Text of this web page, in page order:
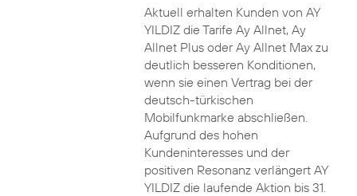
Aktuell erhalten Kunden von AY
YILDIZ die Tarife Ay Allnet, Ay
Allnet Plus oder Ay Allnet Max zu
deutlich besseren Konditionen,
wenn sie einen Vertrag bei der
deutsch-türkischen
Mobilfunkmarke abschließen.
Aufgrund des hohen
Kundeninteresses und der
positiven Resonanz verlängert AY
YILDIZ die laufende Aktion bis 31.